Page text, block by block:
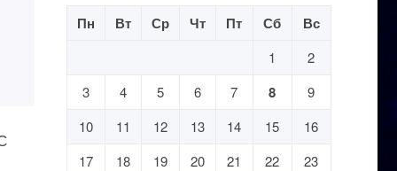
Пн Вт Ср Чт Пт Сб Вс
1
2
3
4 5 6 7 8
9
10
11 12 13 14 15
16
17
18 19 20 21 22
23